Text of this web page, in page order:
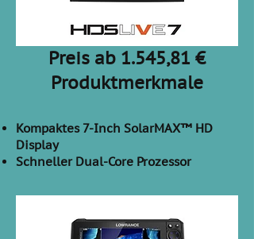
Preis ab 1.545,81 €
Produktmerkmale
Kompaktes 7-Inch SolarMAX™ HD
Display
Schneller Dual-Core Prozessor